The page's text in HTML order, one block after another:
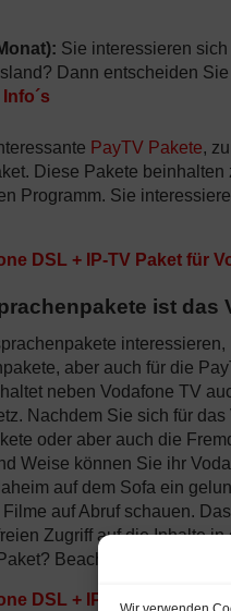
Sie interessieren
Dann entscheiden
PayTV Pakete,
Diese Pakete
Programm. Sie
DSL + IP-TV Paket für
ist das
aber auch für die
neben Vodafone TV
Nachdem Sie sich für
oder aber auch die
Weise können Sie ihr
auf dem Sofa ein
auf Abruf schauen.
Zugriff auf die Inhalte
Paket? Beachten Sie den
DSL + IP-TV Paket für